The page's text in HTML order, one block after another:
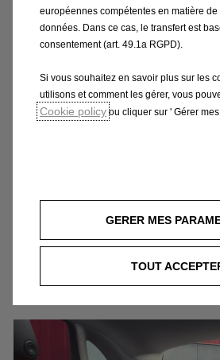
AIDE AU
avec le système d’assistance
même dans les plus petites
capteurs mesurent l’espace
COMFORT PREMIUM.
européennes compétentes en matière
données. Dans ce cas, le transfert est
consentement (art. 49.1a RGPD).
Si vous souhaitez en savoir plus sur les
utilisons et comment les gérer, vous
Cookie policy ou cliquer sur ' Gérer
GERER MES
TOUT